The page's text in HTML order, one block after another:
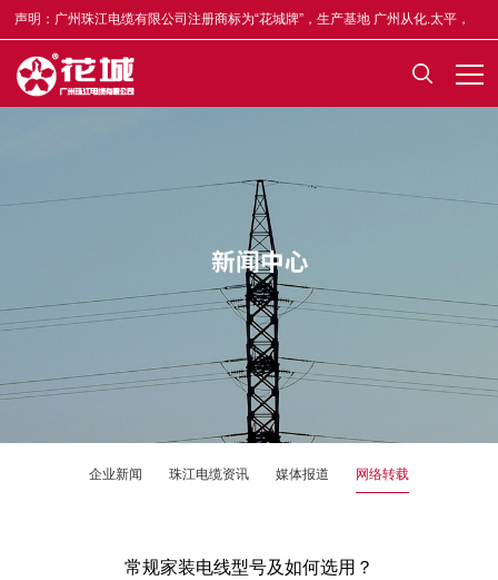
声明：广州珠江电缆有限公司注册商标为“花城牌”，生产基地 广州从化.太平，
合格证均印有“木棉花”标志，凡不符者为假冒，举报奖5-50万元，举报电话
13922335835。
企业新闻 珠江电缆资讯 媒体报道 网络转载
常规家装电线型号及如何选用？